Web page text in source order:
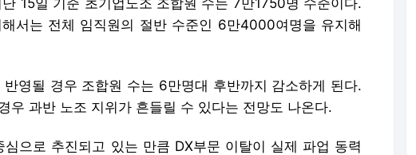
15일 기준 초기업노조 조합원 수는 7만1750명 수준이다.
서는 전체 임직원의 절반 수준인 6만4000여명을 유지해
영될 경우 조합원 수는 6만명대 후반까지 감소하게 된다.
우 과반 노조 지위가 흔들릴 수 있다는 전망도 나온다.
으로 추진되고 있는 만큼 DX부문 이탈이 실제 파업 동력